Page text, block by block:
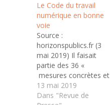
heures
supplémentaires,
remboursement des
frais de transport…
Que l’on soit salarié ou
employeur, il est bien
souvent difficile…
Le Code du travail
numérique en bonne
voie
Source :
horizonspublics.fr (3
mai 2019) Il faisait
partie des 36 «
mesures concrètes et
opérationnelles pour
l’emploi, les entreprises
13 mai 2019
Dans "Revue de